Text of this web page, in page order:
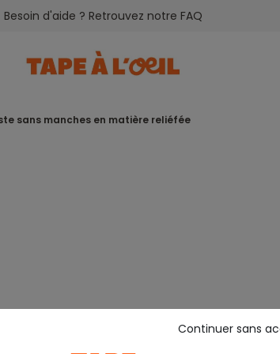
Besoin d'aide ? Retrouvez notre FAQ
sans manches en matière reliéfée
Continuer sans